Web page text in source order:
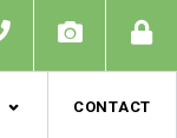
CONTACT